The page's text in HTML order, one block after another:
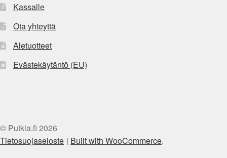
Kassalle
Ota yhteyttä
Aletuotteet
Evästekäytäntö (EU)
© Putkia.fi 2026
Tietosuojaseloste
Built with WooCommerce.